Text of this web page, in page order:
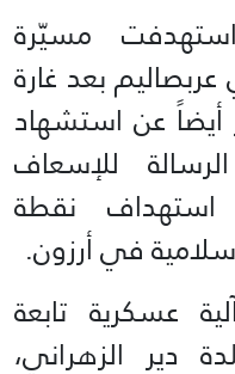
مسيّرة
بعد غارة
أيضاً عن استشهاد
للإسعاف
نقطة
في أرزون.
عسكرية تابعة
دير الزهراني،